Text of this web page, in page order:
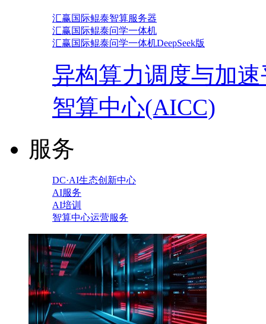
汇赢国际鲲泰智算服务器
汇赢国际鲲泰问学一体机
汇赢国际鲲泰问学一体机DeepSeek版
异构算力调度与加
智算中心(AICC)
服务
DC·AI生态创新中心
AI服务
AI培训
智算中心运营服务